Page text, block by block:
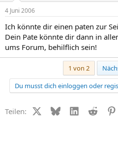
4 Juni 2006
Ich könnte dir einen paten zur
Dein Pate könnte dir dann in
ums Forum, behilflich sein!
1 von 2
Du musst dich einloggen oder
Teilen: X (Twitter)
BlueskyLinkedIn
Reddit